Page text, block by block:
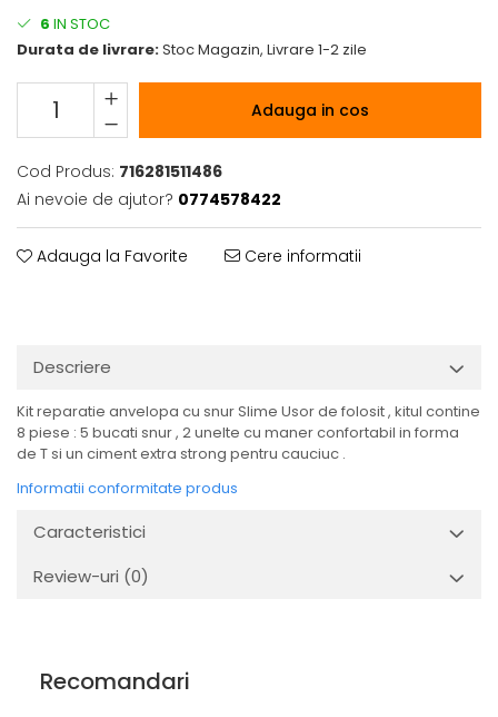
6 IN STOC
Durata de livrare:Stoc Magazin, Livrare 1-2 zile
Adauga in cos
Cod Produs: 716281511486
Ai nevoie de ajutor? 0774578422
Adauga la Favorite Cere informatii
Descriere
Kit reparatie anvelopa cu snur Slime Usor de folosit , kitul contine
8 piese : 5 bucati snur , 2 unelte cu maner confortabil in forma
de T si un ciment extra strong pentru cauciuc .
Informatii conformitate produs
Caracteristici
Review-uri (0)
Recomandari